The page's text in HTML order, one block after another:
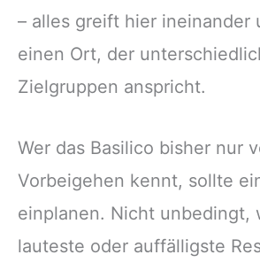
– alles greift hier ineinander
einen Ort, der
Zielgruppen anspricht.
Wer das Basilico bisher nur
Vorbeigehen kennt, sollte
einplanen. Nicht unbedingt,
lauteste oder auffälligste